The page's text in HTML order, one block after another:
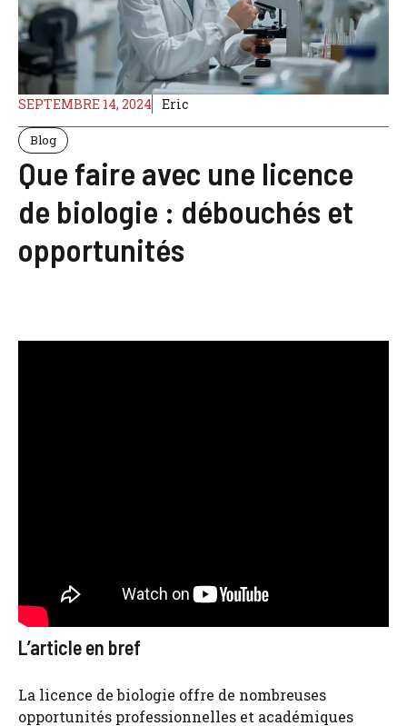
SEPTEMBRE 14, 2024 Eric
Blog
Que faire avec une licence
de biologie : débouchés et
opportunités
L’article en bref
La licence de biologie offre de nombreuses
opportunités professionnelles et académiques